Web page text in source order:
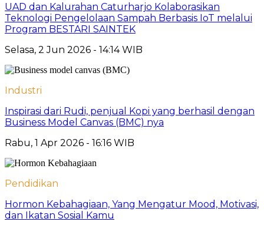
UAD dan Kalurahan Caturharjo Kolaborasikan
Teknologi Pengelolaan Sampah Berbasis IoT melalui
Program BESTARI SAINTEK
Selasa, 2 Jun 2026 - 14:14 WIB
Industri
Inspirasi dari Rudi, penjual Kopi yang berhasil dengan
Business Model Canvas (BMC) nya
Rabu, 1 Apr 2026 - 16:16 WIB
Pendidikan
Hormon Kebahagiaan, Yang Mengatur Mood, Motivasi,
dan Ikatan Sosial Kamu